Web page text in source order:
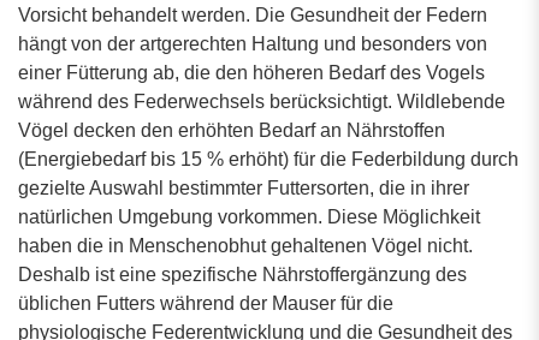
Vorsicht behandelt werden. Die Gesundheit der Federn
hängt von der artgerechten Haltung und besonders von
einer Fütterung ab, die den höheren Bedarf des Vogels
während des Federwechsels berücksichtigt. Wildlebende
Vögel decken den erhöhten Bedarf an Nährstoffen
(Energiebedarf bis 15 % erhöht) für die Federbildung durch
gezielte Auswahl bestimmter Futtersorten, die in ihrer
natürlichen Umgebung vorkommen. Diese Möglichkeit
haben die in Menschenobhut gehaltenen Vögel nicht.
Deshalb ist eine spezifische Nährstoffergänzung des
üblichen Futters während der Mauser für die
physiologische Federentwicklung und die Gesundheit des